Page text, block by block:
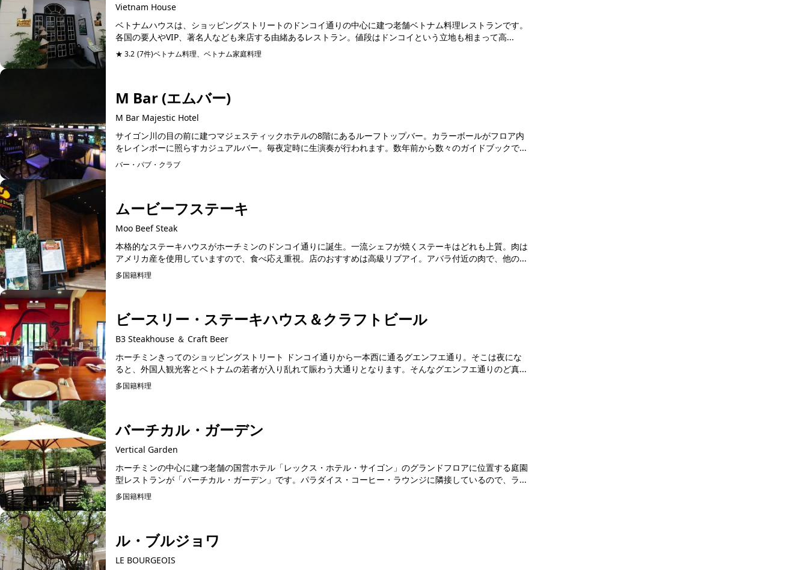
Vietnam House
ベトナムハウスは、ショッピングストリートのドンコイ通りの中心に建つ老舗ベトナム料理レストランです。
各国の要人やVIP、著名人なども来店する由緒あるレストラン。値段はドンコイという立地も相まって高...
★ 3.2 (7件)ベトナム料理、ベトナム家庭料理
M Bar (エムバー)
M Bar Majestic Hotel
サイゴン川の目の前に建つマジェスティックホテルの8階にあるルーフトップバー。カラーボールがフロア内
をレインボーに照らすカジュアルバー。毎夜定時に生演奏が行われます。数年前から数々のガイドブックで...
バー・パブ・クラブ
ムービーフステーキ
Moo Beef Steak
本格的なステーキハウスがホーチミンのドンコイ通りに誕生。一流シェフが焼くステーキはどれも上質。肉は
アメリカ産を使用していますので、食べ応え重視。店のおすすめは高級リブアイ。アバラ付近の肉で、他の...
多国籍料理
ビースリー・ステーキハウス＆クラフトビール
B3 Steakhouse ＆ Craft Beer
ホーチミンきってのショッピングストリート ドンコイ通りから一本西に通るグエンフエ通り。そこは夜にな
ると、外国人観光客とベトナムの若者が入り乱れて賑わう大通りとなります。そんなグエンフエ通りのど真...
多国籍料理
バーチカル・ガーデン
Vertical Garden
ホーチミンの中心に建つ老舗の国営ホテル「レックス・ホテル・サイゴン」のグランドフロアに位置する庭園
型レストランが「バーチカル・ガーデン」です。パラダイス・コーヒー・ラウンジに隣接しているので、ラ...
多国籍料理
ル・ブルジョワ
LE BOURGEOIS